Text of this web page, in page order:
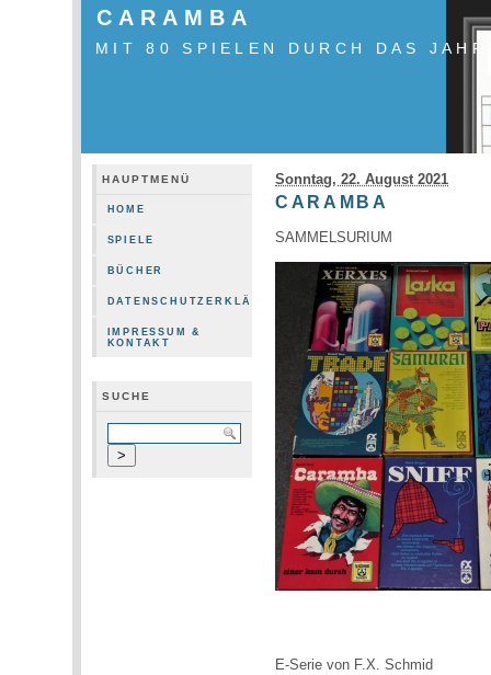
CARAMBA
MIT 80 SPIELEN DURCH DAS JAHR
HAUPTMENÜ
HOME
SPIELE
BÜCHER
DATENSCHUTZERKLÄRUNG
IMPRESSUM &
KONTAKT
SUCHE
Sonntag, 22. August 2021
CARAMBA
SAMMELSURIUM
E-Serie von F.X. Schmid